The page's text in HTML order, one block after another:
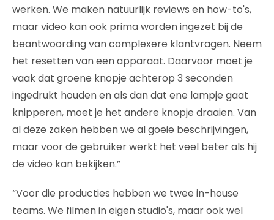
werken. We maken natuurlijk reviews en how-to's,
maar video kan ook prima worden ingezet bij de
beantwoording van complexere klantvragen. Neem
het resetten van een apparaat. Daarvoor moet je
vaak dat groene knopje achterop 3 seconden
ingedrukt houden en als dan dat ene lampje gaat
knipperen, moet je het andere knopje draaien. Van
al deze zaken hebben we al goeie beschrijvingen,
maar voor de gebruiker werkt het veel beter als hij
de video kan bekijken.”
“Voor die producties hebben we twee in-house
teams. We filmen in eigen studio's, maar ook wel